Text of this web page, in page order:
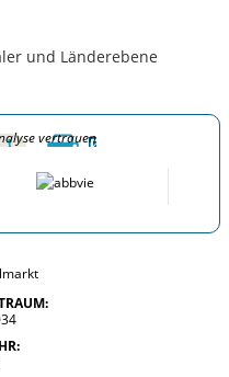
und Länderebene
vertrauen